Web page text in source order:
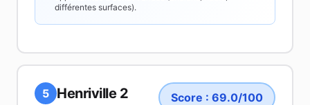
différentes surfaces).
5 Henriville 2 Score : 69.0/100